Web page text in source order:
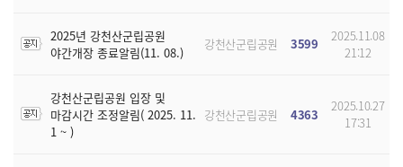
2025년 강천산군립공원
야간개장 종료알림(11. 08.)
강천산군립공원 3599
2025.11.08
21:12
강천산군립공원 입장 및
마감시간 조정알림( 2025. 11.
1 ~ )
강천산군립공원 4363
2025.10.27
17:31